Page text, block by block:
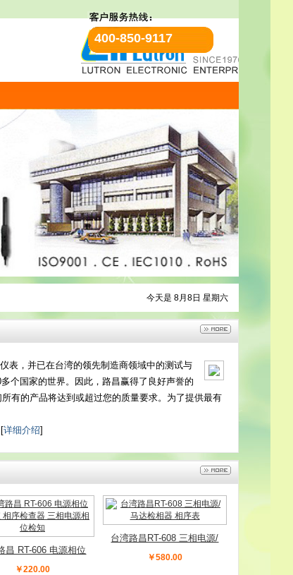
400-850-9117
今天是 8月8日 星期六
，并已在台湾的领先制造商领域中的测试与
个国家的世界。因此，路昌赢得了良好声誉的
有的产品将达到或超过您的质量要求。为了提供最有
详细介绍]
昌 RT-606 电源相位
相序检查器 三相电
￥220.00
台湾路昌RT-608 三相电源/
马达检相器 相序表
￥580.00